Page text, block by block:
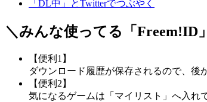
「DL中」とTwitterでつぶやく
＼みんな使ってる「 Freem!ID
【便利1】
ダウンロード履歴が保存されるので、後
【便利2】
気になるゲームは「マイリスト」へ入れ